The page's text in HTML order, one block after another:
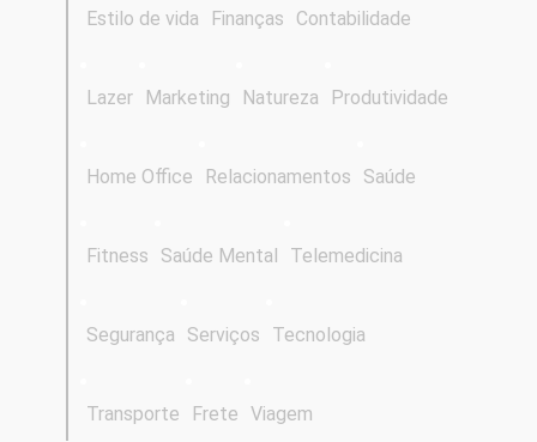
Estilo de vida Finanças Contabilidade
Lazer Marketing Natureza Produtividade
Home Office Relacionamentos Saúde
Fitness Saúde Mental Telemedicina
Segurança Serviços Tecnologia
Transporte Frete Viagem